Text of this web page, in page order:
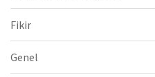
Fikir
Genel